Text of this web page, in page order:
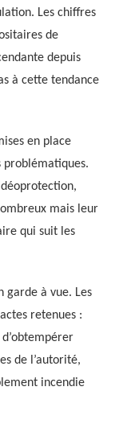
Les chiffres
de
depuis
à cette tendance
en place
problématiques.
mais leur
qui suit les
garde à vue. Les
retenues :
de l’autorité,
incendie